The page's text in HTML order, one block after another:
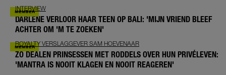
INTERVIEW
DARLENE VERLOOR HAAR TEEN OP BALI: 'MIJN VRIEND BLEEF
ACHTER OM 'M TE ZOEKEN'
ROYALTY VERSLAGGEVER SAM HOEVENAAR
ZO DEALEN PRINSESSEN MET RODDELS OVER HUN PRIVÉLEVEN:
'MANTRA IS NOOIT KLAGEN EN NOOIT REAGEREN'